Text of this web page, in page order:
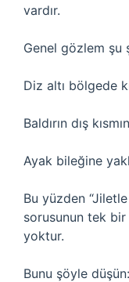
vardır.
Genel gözlem şu
Diz altı bölgede
Baldırın dış
Ayak bileğine
Bu yüzden
sorusunun tek
yoktur.
Bunu şöyle